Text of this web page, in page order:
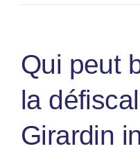
Nos opérations
Nos publications
Qui peut
la
Girardin